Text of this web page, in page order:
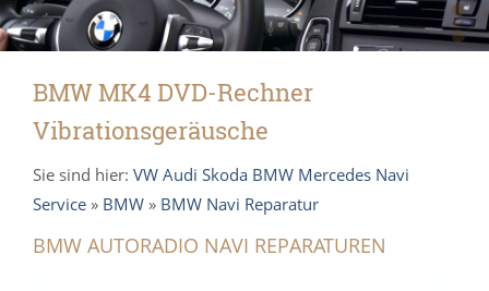
BMW MK4 DVD-Rechner
Vibrationsgeräusche
Sie sind hier: VW Audi Skoda BMW Mercedes Navi
Service » BMW » BMW Navi Reparatur
BMW AUTORADIO NAVI REPARATUREN